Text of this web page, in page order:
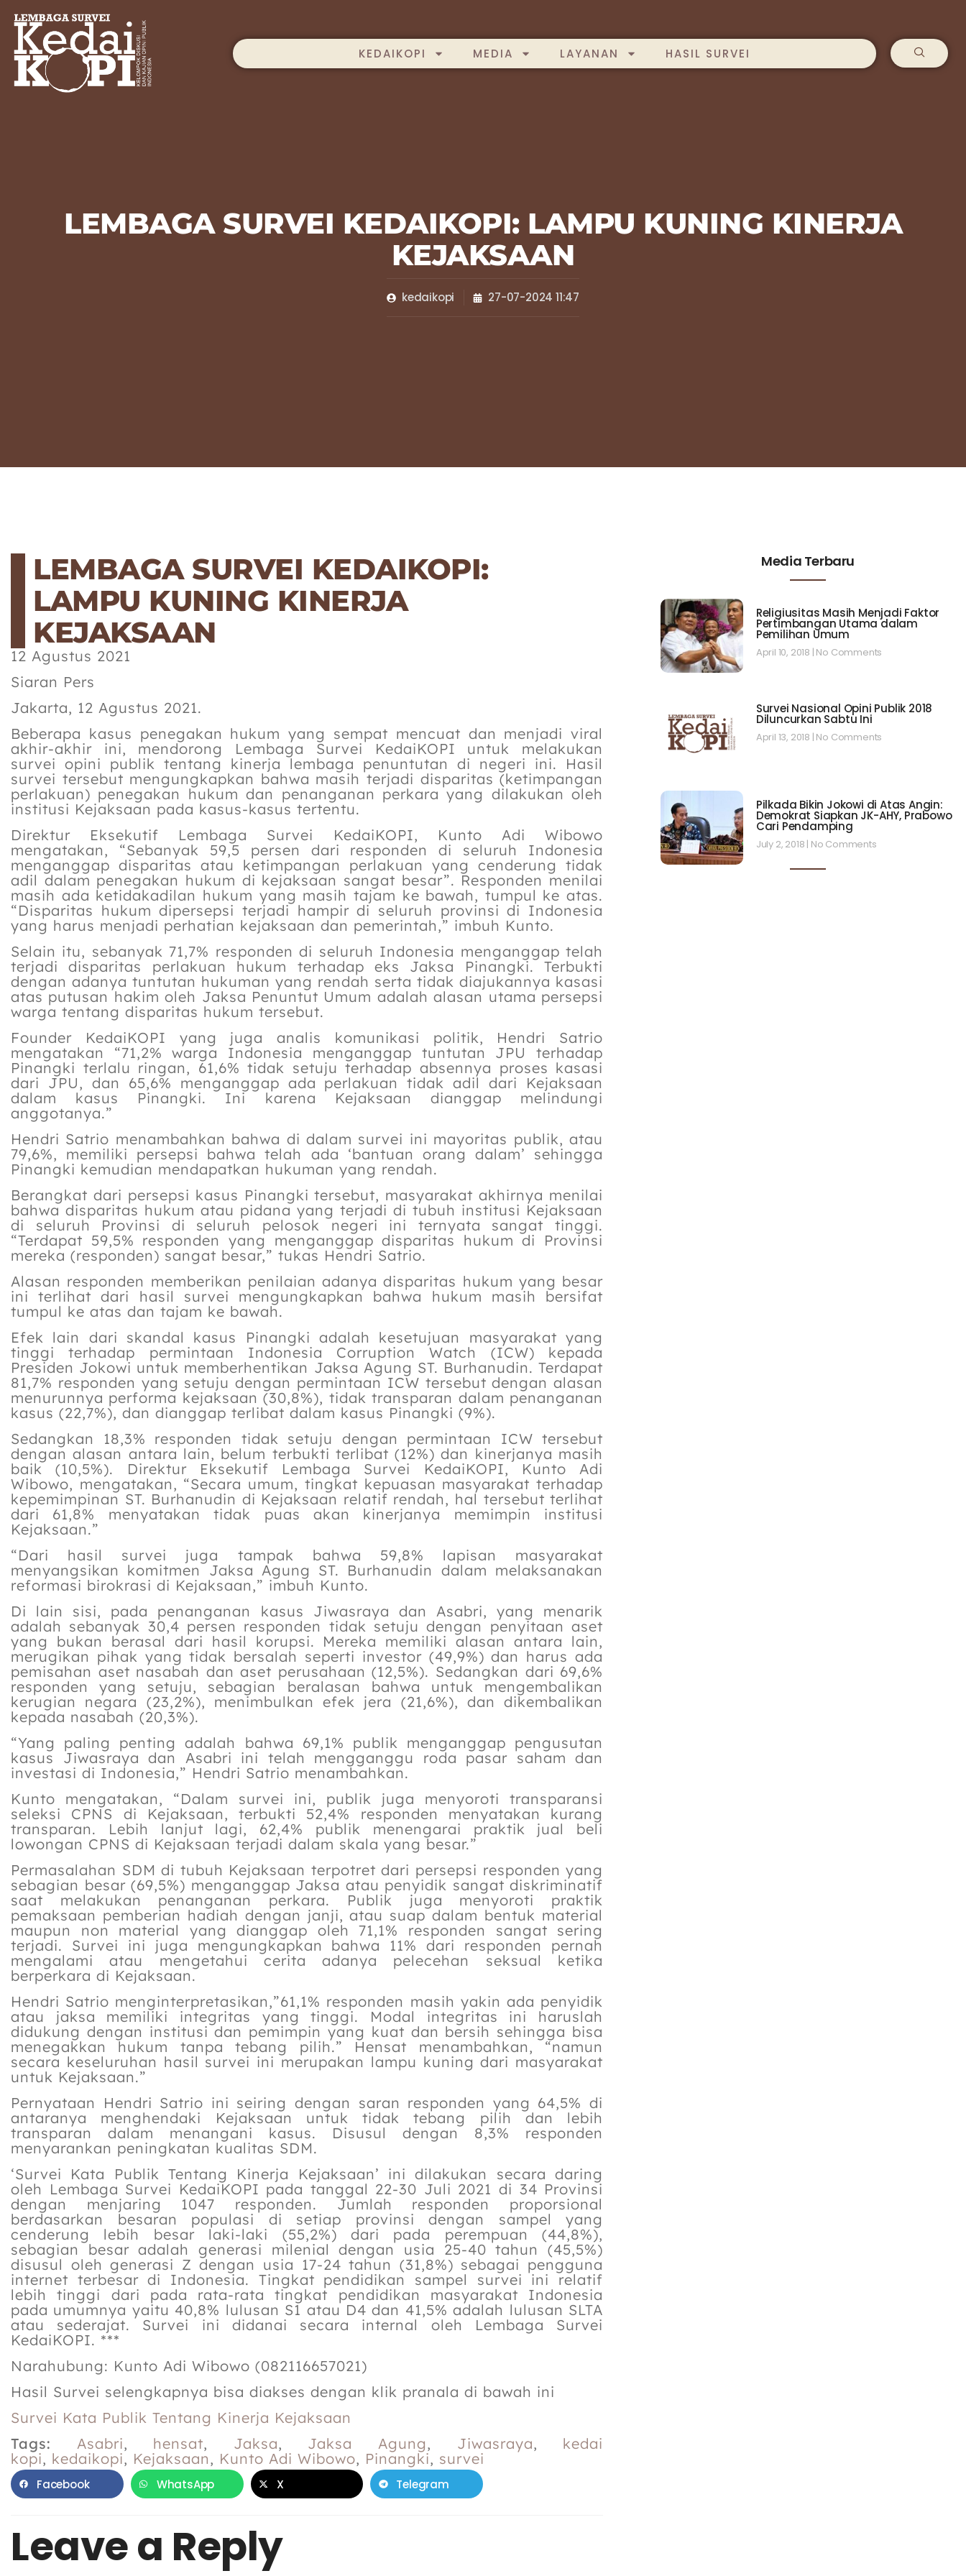
KEDAIKOPI MEDIA LAYANAN HASIL SURVEI
LEMBAGA SURVEI KEDAIKOPI: LAMPU KUNING KINERJA
KEJAKSAAN
kedaikopi 27-07-2024 11:47
LEMBAGA SURVEI KEDAIKOPI:
LAMPU KUNING KINERJA
KEJAKSAAN
12 Agustus 2021
Siaran Pers
Jakarta, 12 Agustus 2021.
Beberapa kasus penegakan hukum yang sempat mencuat dan menjadi viral
akhir-akhir ini, mendorong Lembaga Survei KedaiKOPI untuk melakukan
survei opini publik tentang kinerja lembaga penuntutan di negeri ini. Hasil
survei tersebut mengungkapkan bahwa masih terjadi disparitas (ketimpangan
perlakuan) penegakan hukum dan penanganan perkara yang dilakukan oleh
institusi Kejaksaan pada kasus-kasus tertentu.
Direktur Eksekutif Lembaga Survei KedaiKOPI, Kunto Adi Wibowo
mengatakan, “Sebanyak 59,5 persen dari responden di seluruh Indonesia
menganggap disparitas atau ketimpangan perlakuan yang cenderung tidak
adil dalam penegakan hukum di kejaksaan sangat besar”. Responden menilai
masih ada ketidakadilan hukum yang masih tajam ke bawah, tumpul ke atas.
“Disparitas hukum dipersepsi terjadi hampir di seluruh provinsi di Indonesia
yang harus menjadi perhatian kejaksaan dan pemerintah,” imbuh Kunto.
Selain itu, sebanyak 71,7% responden di seluruh Indonesia menganggap telah
terjadi disparitas perlakuan hukum terhadap eks Jaksa Pinangki. Terbukti
dengan adanya tuntutan hukuman yang rendah serta tidak diajukannya kasasi
atas putusan hakim oleh Jaksa Penuntut Umum adalah alasan utama persepsi
warga tentang disparitas hukum tersebut.
Founder KedaiKOPI yang juga analis komunikasi politik, Hendri Satrio
mengatakan “71,2% warga Indonesia menganggap tuntutan JPU terhadap
Pinangki terlalu ringan, 61,6% tidak setuju terhadap absennya proses kasasi
dari JPU, dan 65,6% menganggap ada perlakuan tidak adil dari Kejaksaan
dalam kasus Pinangki. Ini karena Kejaksaan dianggap melindungi
anggotanya.”
Hendri Satrio menambahkan bahwa di dalam survei ini mayoritas publik, atau
79,6%, memiliki persepsi bahwa telah ada ‘bantuan orang dalam’ sehingga
Pinangki kemudian mendapatkan hukuman yang rendah.
Berangkat dari persepsi kasus Pinangki tersebut, masyarakat akhirnya menilai
bahwa disparitas hukum atau pidana yang terjadi di tubuh institusi Kejaksaan
di seluruh Provinsi di seluruh pelosok negeri ini ternyata sangat tinggi.
“Terdapat 59,5% responden yang menganggap disparitas hukum di Provinsi
mereka (responden) sangat besar,” tukas Hendri Satrio.
Alasan responden memberikan penilaian adanya disparitas hukum yang besar
ini terlihat dari hasil survei mengungkapkan bahwa hukum masih bersifat
tumpul ke atas dan tajam ke bawah.
Efek lain dari skandal kasus Pinangki adalah kesetujuan masyarakat yang
tinggi terhadap permintaan Indonesia Corruption Watch (ICW) kepada
Presiden Jokowi untuk memberhentikan Jaksa Agung ST. Burhanudin. Terdapat
81,7% responden yang setuju dengan permintaan ICW tersebut dengan alasan
menurunnya performa kejaksaan (30,8%), tidak transparan dalam penanganan
kasus (22,7%), dan dianggap terlibat dalam kasus Pinangki (9%).
Sedangkan 18,3% responden tidak setuju dengan permintaan ICW tersebut
dengan alasan antara lain, belum terbukti terlibat (12%) dan kinerjanya masih
baik (10,5%). Direktur Eksekutif Lembaga Survei KedaiKOPI, Kunto Adi
Wibowo, mengatakan, “Secara umum, tingkat kepuasan masyarakat terhadap
kepemimpinan ST. Burhanudin di Kejaksaan relatif rendah, hal tersebut terlihat
dari 61,8% menyatakan tidak puas akan kinerjanya memimpin institusi
Kejaksaan.”
“Dari hasil survei juga tampak bahwa 59,8% lapisan masyarakat
menyangsikan komitmen Jaksa Agung ST. Burhanudin dalam melaksanakan
reformasi birokrasi di Kejaksaan,” imbuh Kunto.
Di lain sisi, pada penanganan kasus Jiwasraya dan Asabri, yang menarik
adalah sebanyak 30,4 persen responden tidak setuju dengan penyitaan aset
yang bukan berasal dari hasil korupsi. Mereka memiliki alasan antara lain,
merugikan pihak yang tidak bersalah seperti investor (49,9%) dan harus ada
pemisahan aset nasabah dan aset perusahaan (12,5%). Sedangkan dari 69,6%
responden yang setuju, sebagian beralasan bahwa untuk mengembalikan
kerugian negara (23,2%), menimbulkan efek jera (21,6%), dan dikembalikan
kepada nasabah (20,3%).
“Yang paling penting adalah bahwa 69,1% publik menganggap pengusutan
kasus Jiwasraya dan Asabri ini telah mengganggu roda pasar saham dan
investasi di Indonesia,” Hendri Satrio menambahkan.
Kunto mengatakan, “Dalam survei ini, publik juga menyoroti transparansi
seleksi CPNS di Kejaksaan, terbukti 52,4% responden menyatakan kurang
transparan. Lebih lanjut lagi, 62,4% publik menengarai praktik jual beli
lowongan CPNS di Kejaksaan terjadi dalam skala yang besar.”
Permasalahan SDM di tubuh Kejaksaan terpotret dari persepsi responden yang
sebagian besar (69,5%) menganggap Jaksa atau penyidik sangat diskriminatif
saat melakukan penanganan perkara. Publik juga menyoroti praktik
pemaksaan pemberian hadiah dengan janji, atau suap dalam bentuk material
maupun non material yang dianggap oleh 71,1% responden sangat sering
terjadi. Survei ini juga mengungkapkan bahwa 11% dari responden pernah
mengalami atau mengetahui cerita adanya pelecehan seksual ketika
berperkara di Kejaksaan.
Hendri Satrio menginterpretasikan,”61,1% responden masih yakin ada penyidik
atau jaksa memiliki integritas yang tinggi. Modal integritas ini haruslah
didukung dengan institusi dan pemimpin yang kuat dan bersih sehingga bisa
menegakkan hukum tanpa tebang pilih.” Hensat menambahkan, “namun
secara keseluruhan hasil survei ini merupakan lampu kuning dari masyarakat
untuk Kejaksaan.”
Pernyataan Hendri Satrio ini seiring dengan saran responden yang 64,5% di
antaranya menghendaki Kejaksaan untuk tidak tebang pilih dan lebih
transparan dalam menangani kasus. Disusul dengan 8,3% responden
menyarankan peningkatan kualitas SDM.
‘Survei Kata Publik Tentang Kinerja Kejaksaan’ ini dilakukan secara daring
oleh Lembaga Survei KedaiKOPI pada tanggal 22-30 Juli 2021 di 34 Provinsi
dengan menjaring 1047 responden. Jumlah responden proporsional
berdasarkan besaran populasi di setiap provinsi dengan sampel yang
cenderung lebih besar laki-laki (55,2%) dari pada perempuan (44,8%),
sebagian besar adalah generasi milenial dengan usia 25-40 tahun (45,5%)
disusul oleh generasi Z dengan usia 17-24 tahun (31,8%) sebagai pengguna
internet terbesar di Indonesia. Tingkat pendidikan sampel survei ini relatif
lebih tinggi dari pada rata-rata tingkat pendidikan masyarakat Indonesia
pada umumnya yaitu 40,8% lulusan S1 atau D4 dan 41,5% adalah lulusan SLTA
atau sederajat. Survei ini didanai secara internal oleh Lembaga Survei
KedaiKOPI. ***
Narahubung: Kunto Adi Wibowo (082116657021)
Hasil Survei selengkapnya bisa diakses dengan klik pranala di bawah ini
Survei Kata Publik Tentang Kinerja Kejaksaan
Tags:
Asabri, hensat, Jaksa, Jaksa Agung, Jiwasraya, kedai
kopi, kedaikopi, Kejaksaan, Kunto Adi Wibowo, Pinangki, survei
Facebook WhatsApp X Telegram
Leave a Reply
Media Terbaru
Religiusitas Masih Menjadi Faktor
Pertimbangan Utama dalam
Pemilihan Umum
April 10, 2018 No Comments
Survei Nasional Opini Publik 2018
Diluncurkan Sabtu Ini
April 13, 2018 No Comments
Pilkada Bikin Jokowi di Atas Angin:
Demokrat Siapkan JK-AHY, Prabowo
Cari Pendamping
July 2, 2018 No Comments